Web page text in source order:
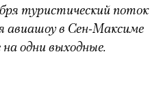
туристический поток
авиашоу в Сен-Максиме
на одни выходные.